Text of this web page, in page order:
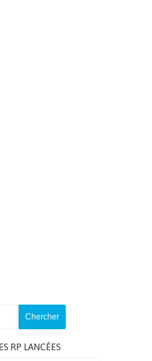
RP LANCÉES